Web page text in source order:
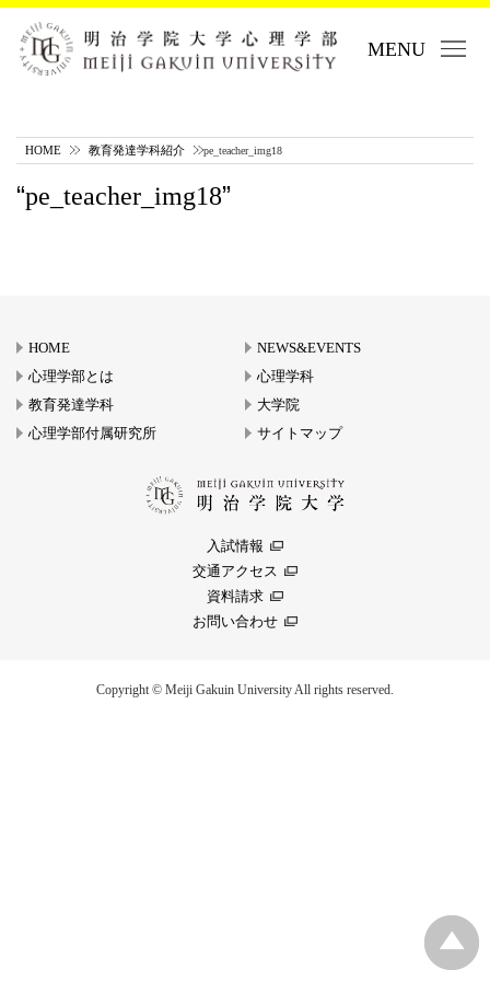
MENU
HOME 教育発達学科紹介 pe_teacher_img18
pe_teacher_img18
HOME
NEWS&EVENTS
心理学部とは
心理学科
教育発達学科
大学院
心理学部付属研究所
サイトマップ
入試情報
交通アクセス
資料請求
お問い合わせ
Copyright © Meiji Gakuin University All rights reserved.